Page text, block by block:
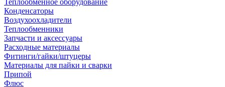
Теплообменное оборудование
Конденсаторы
Воздухоохладители
Теплообменники
Запчасти и аксессуары
Расходные материалы
Фитинги/гайки/штуцеры
Материалы для пайки и сварки
Припой
Флюс